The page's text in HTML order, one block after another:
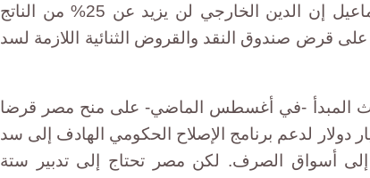
قال رئيس الوزراء شريف إسماعيل إن الدين الخارجي لن يزيد عن 25% من الناتج
قرض صندوق النقد والقروض الثنائية اللازمة لسد
المبدأ -في أغسطس الماضي- على منح مصر قرضا
ثلاث سنوات بقيمة 12 مليار دولار لدعم برنامج الإصلاح الحكومي الهادف إلى سد
إلى أسواق الصرف. لكن مصر تحتاج إلى تدبير ستة